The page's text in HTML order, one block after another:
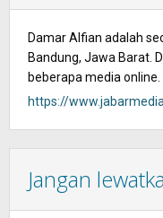
Damar Alfian adalah
Bandung, Jawa Barat.
beberapa media online.
https://
Jangan